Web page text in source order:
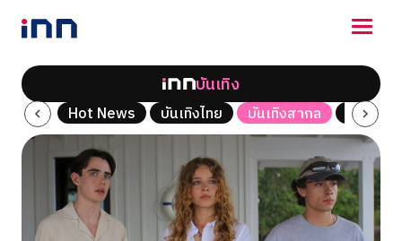
NEWS
ENTERTAINMENT
LIFESTYLE
HOROSCOPE
LOTTERY
VIDEO
ร่วมด้วยช่วยกัน
บันเทิง
ซีรี่ส์ Hot News บันเทิงไทย บันเทิงสากล เพลง